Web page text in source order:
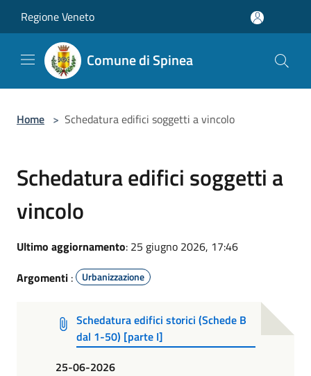
Regione Veneto
Comune di Spinea
Home > Schedatura edifici soggetti a vincolo
Schedatura edifici soggetti a
vincolo
Ultimo aggiornamento: 25 giugno 2026, 17:46
Argomenti : Urbanizzazione
Schedatura edifici storici (Schede B
dal 1-50) [parte I]
25-06-2026